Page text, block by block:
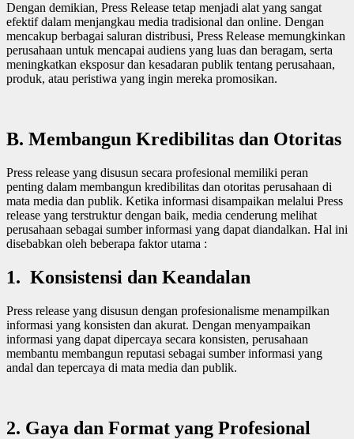
Dengan demikian, Press Release tetap menjadi alat yang sangat
efektif dalam menjangkau media tradisional dan online. Dengan
mencakup berbagai saluran distribusi, Press Release memungkinkan
perusahaan untuk mencapai audiens yang luas dan beragam, serta
meningkatkan eksposur dan kesadaran publik tentang perusahaan,
produk, atau peristiwa yang ingin mereka promosikan.
B. Membangun Kredibilitas dan Otoritas
Press release yang disusun secara profesional memiliki peran
penting dalam membangun kredibilitas dan otoritas perusahaan di
mata media dan publik. Ketika informasi disampaikan melalui Press
release yang terstruktur dengan baik, media cenderung melihat
perusahaan sebagai sumber informasi yang dapat diandalkan. Hal ini
disebabkan oleh beberapa faktor utama :
1. Konsistensi dan Keandalan
Press release yang disusun dengan profesionalisme menampilkan
informasi yang konsisten dan akurat. Dengan menyampaikan
informasi yang dapat dipercaya secara konsisten, perusahaan
membantu membangun reputasi sebagai sumber informasi yang
andal dan tepercaya di mata media dan publik.
2. Gaya dan Format yang Profesional